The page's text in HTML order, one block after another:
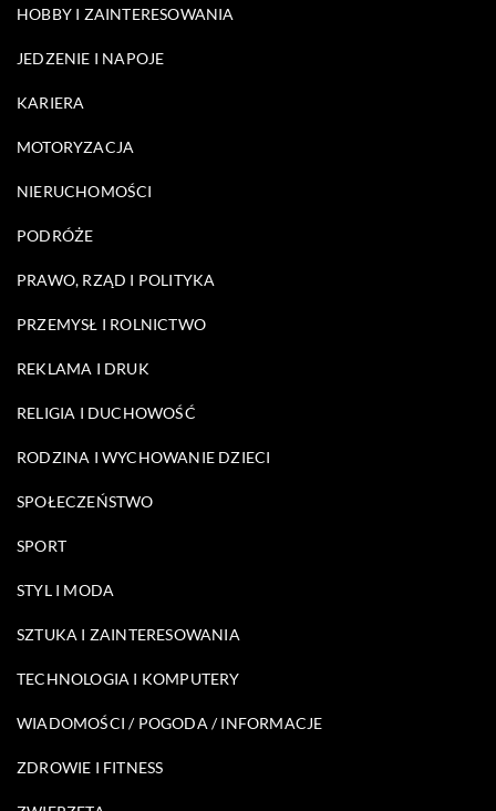
HOBBY I ZAINTERESOWANIA
JEDZENIE I NAPOJE
KARIERA
MOTORYZACJA
NIERUCHOMOŚCI
PODRÓŻE
PRAWO, RZĄD I POLITYKA
PRZEMYSŁ I ROLNICTWO
REKLAMA I DRUK
RELIGIA I DUCHOWOŚĆ
RODZINA I WYCHOWANIE DZIECI
SPOŁECZEŃSTWO
SPORT
STYL I MODA
SZTUKA I ZAINTERESOWANIA
TECHNOLOGIA I KOMPUTERY
WIADOMOŚCI / POGODA / INFORMACJE
ZDROWIE I FITNESS